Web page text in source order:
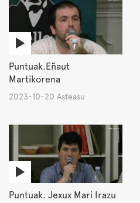
Puntuak.Eñaut
Martikorena
2023-10-20 Asteasu
Puntuak. Jexux Mari Irazu